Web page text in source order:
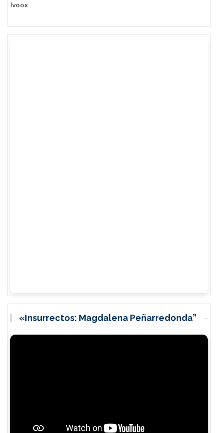
Ivoox
«Insurrectos: Magdalena Peñarredonda”